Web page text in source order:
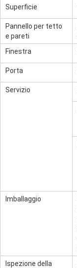
Superficie
Pannello per tetto
e pareti
Finestra
Porta
Servizio
Imballaggio
Ispezione della